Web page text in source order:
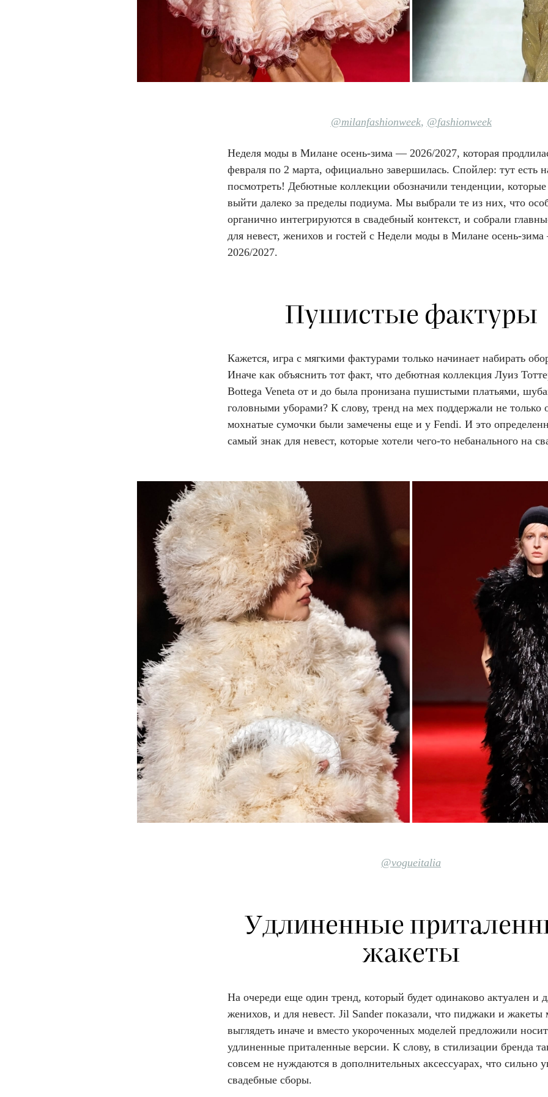
@milanfashionweek, @fashionweek
Неделя моды в Милане осень-зима — 2026/2027, которая
февраля по 2 марта, официально завершилась. Спойлер: тут есть
посмотреть! Дебютные коллекции обозначили тенденции, которые
выйти далеко за пределы подиума. Мы выбрали те из них, что
органично интегрируются в свадебный контекст, и собрали
для невест, женихов и гостей с Недели моды в Милане осень-
2026/2027.
Пушистые фактуры
Кажется, игра с мягкими фактурами только начинает набирать
Иначе как объяснить тот факт, что дебютная коллекция Луиз
Bottega Veneta от и до была пронизана пушистыми платьями,
головными уборами? К слову, тренд на мех поддержали не только
мохнатые сумочки были замечены еще и у Fendi. И это
самый знак для невест, которые хотели чего-то небанального на
@vogueitalia
Удлиненные
жакеты
На очереди еще один тренд, который будет одинаково актуален и
женихов, и для невест. Jil Sander показали, что пиджаки и жакеты
выглядеть иначе и вместо укороченных моделей предложили
удлиненные приталенные версии. К слову, в стилизации бренда
совсем не нуждаются в дополнительных аксессуарах, что сильно
свадебные сборы.